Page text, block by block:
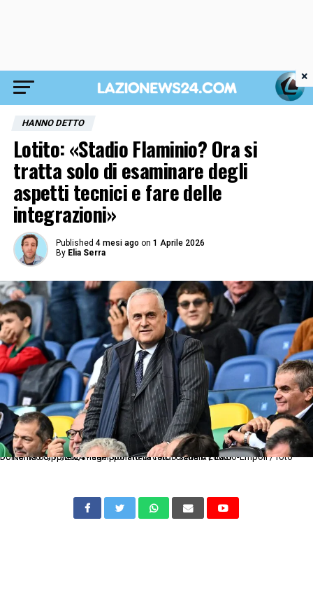
HANNO DETTO
Lotito: «Stadio Flaminio? Ora si
tratta solo di esaminare degli
aspetti tecnici e fare delle
integrazioni»
Published 4 mesi ago on 1 Aprile 2026
By Elia Serra
Dc Roma 06/10/2024 - campionato di calcio serie A / Lazio-Empoli / foto Domenico Cippitelli/Image Sport nella foto: Claudio Lotito
×